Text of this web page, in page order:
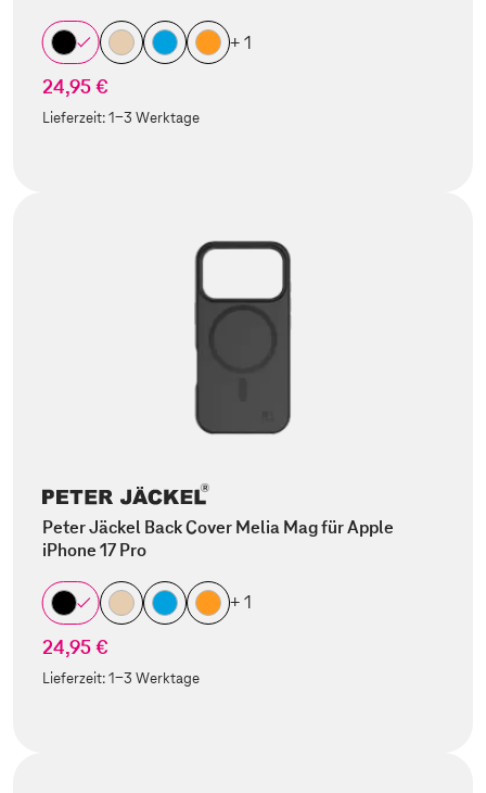
+ 1
24,95 €
Lieferzeit:1-3 Werktage
Peter Jäckel Back Cover Melia Mag für Apple
iPhone 17 Pro
+ 1
24,95 €
Lieferzeit:1-3 Werktage